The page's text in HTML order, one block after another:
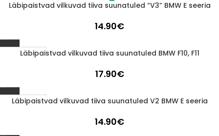
LÄBIMÜÜDUD
Läbipaistvad vilkuvad tiiva suunatuled “V3” BMW E seeria
14.90€
1-3 D.D.
Läbipaistvad vilkuvad tiiva suunatuled BMW F10, F11
17.90€
1-3 D.D.
Läbipaistvad vilkuvad tiiva suunatuled V2 BMW E seeria
14.90€